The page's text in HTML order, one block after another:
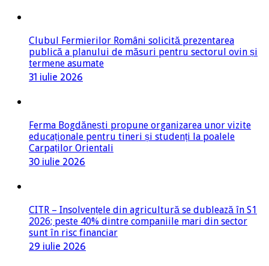
Clubul Fermierilor Români solicită prezentarea
publică a planului de măsuri pentru sectorul ovin și
termene asumate
31 iulie 2026
Ferma Bogdănești propune organizarea unor vizite
educaționale pentru tineri și studenți la poalele
Carpaților Orientali
30 iulie 2026
CITR – Insolvențele din agricultură se dublează în S1
2026; peste 40% dintre companiile mari din sector
sunt în risc financiar
29 iulie 2026